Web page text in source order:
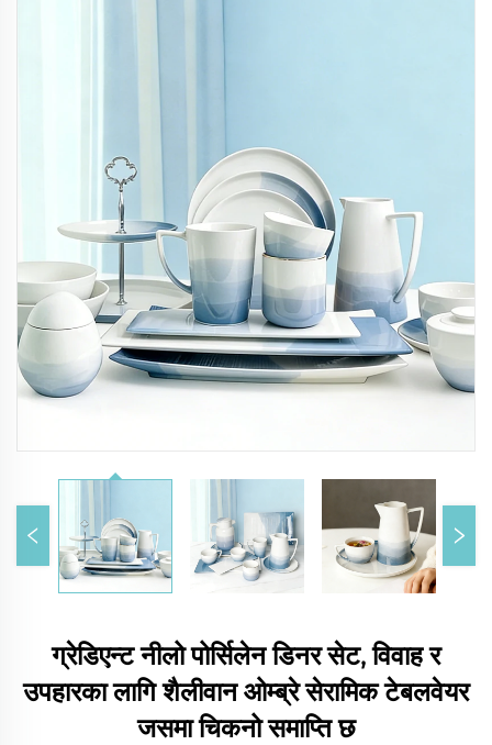
ग्रेडिएन्ट नीलो पोर्सिलेन डिनर सेट, विवाह र
उपहारका लागि शैलीवान ओम्ब्रे सेरामिक टेबलवेयर
जसमा चिकनो समाप्ति छ